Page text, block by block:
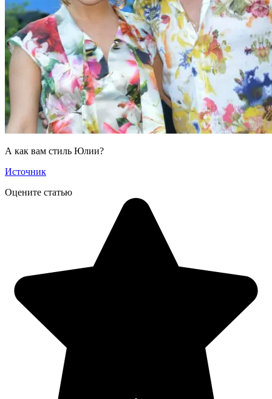
А как вам стиль Юлии?
Источник
Оцените статью